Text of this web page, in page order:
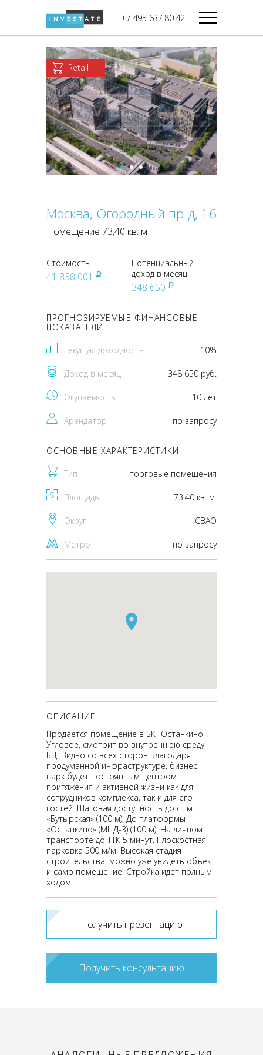
+7 495 637 80 42
Дикси
Верный
Мираторг
Магнолия
В башне
Башня Федерация-II
Запад
Башня Федерация-I
Восток
Город Столиц,
Северный блок
Город Столиц,
Южный блок
Retail
Москва, Огородный пр-д, 16
Помещение 73,40 кв. м
Стоимость
41 838 001 pуб
Потенциальный
доход в месяц
348 650 pуб
ПРОГНОЗИРУЕМЫЕ ФИНАНСОВЫЕ
ПОКАЗАТЕЛИ
Текущая доходность 10%
Доход в месяц 348 650 руб.
Окупаемость 10 лет
Арендатор по запросу
ОСНОВНЫЕ ХАРАКТЕРИСТИКИ
Тип торговые помещения
Площадь 73.40 кв. м.
Округ CВАО
Метро по запросу
ОПИСАНИЕ
Продаётся помещение в БК "Останкино".
Угловое, смотрит во внутреннюю среду
БЦ. Видно со всех сторон Благодаря
продуманной инфраструктуре, бизнес-
парк будет постоянным центром
притяжения и активной жизни как для
сотрудников комплекса, так и для его
гостей. Шаговая доступность до ст.м.
«Бутырская» (100 м), До платформы
«Останкино» (МЦД-3) (100 м). На личном
транспорте до ТТК 5 минут. Плоскостная
парковка 500 м/м. Высокая стадия
строительства, можно уже увидеть объект
и само помещение. Стройка идет полным
ходом.
Получить презентацию
Получить консультацию